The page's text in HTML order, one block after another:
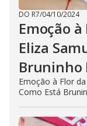
DO R7/04/10/2024
Emoção
Eliza
Bruninho
Emoção à Flor
Como Está